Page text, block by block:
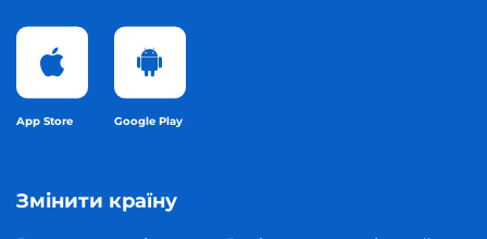
App Store Google Play
Змінити країну